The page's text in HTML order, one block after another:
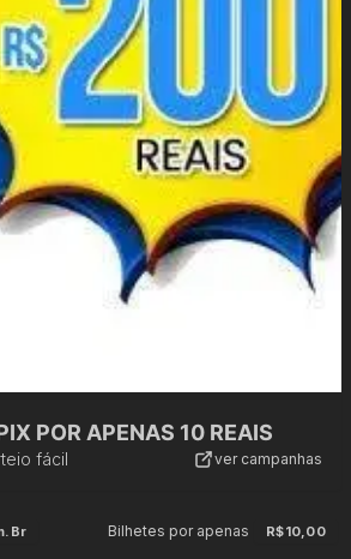
POR APENAS 10 REAIS
fácil ver campanhas
Bilhetes por apenas R$10,00